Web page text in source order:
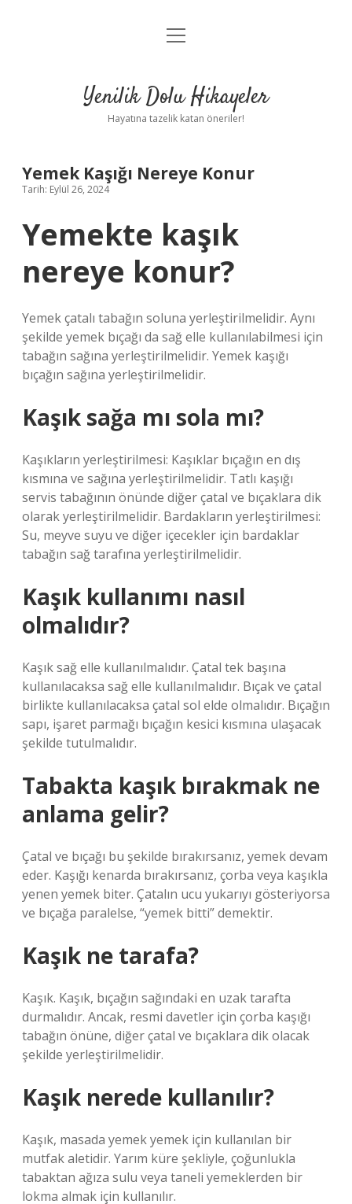
Anasayfa
Yasal Uyarı
menüyü
Yenilik Dolu Hikayeler
Hayatına tazelik katan öneriler!
Yemek Kaşığı Nereye Konur
Tarih: Eylül 26, 2024
Yemekte kaşık
nereye konur?
Yemek çatalı tabağın soluna yerleştirilmelidir. Aynı
şekilde yemek bıçağı da sağ elle kullanılabilmesi için
tabağın sağına yerleştirilmelidir. Yemek kaşığı
bıçağın sağına yerleştirilmelidir.
Kaşık sağa mı sola mı?
Kaşıkların yerleştirilmesi: Kaşıklar bıçağın en dış
kısmına ve sağına yerleştirilmelidir. Tatlı kaşığı
servis tabağının önünde diğer çatal ve bıçaklara dik
olarak yerleştirilmelidir. Bardakların yerleştirilmesi:
Su, meyve suyu ve diğer içecekler için bardaklar
tabağın sağ tarafına yerleştirilmelidir.
Kaşık kullanımı nasıl
olmalıdır?
Kaşık sağ elle kullanılmalıdır. Çatal tek başına
kullanılacaksa sağ elle kullanılmalıdır. Bıçak ve çatal
birlikte kullanılacaksa çatal sol elde olmalıdır. Bıçağın
sapı, işaret parmağı bıçağın kesici kısmına ulaşacak
şekilde tutulmalıdır.
Tabakta kaşık bırakmak ne
anlama gelir?
Çatal ve bıçağı bu şekilde bırakırsanız, yemek devam
eder. Kaşığı kenarda bırakırsanız, çorba veya kaşıkla
yenen yemek biter. Çatalın ucu yukarıyı gösteriyorsa
ve bıçağa paralelse, “yemek bitti” demektir.
Kaşık ne tarafa?
Kaşık. Kaşık, bıçağın sağındaki en uzak tarafta
durmalıdır. Ancak, resmi davetler için çorba kaşığı
tabağın önüne, diğer çatal ve bıçaklara dik olacak
şekilde yerleştirilmelidir.
Kaşık nerede kullanılır?
Kaşık, masada yemek yemek için kullanılan bir
mutfak aletidir. Yarım küre şekliyle, çoğunlukla
tabaktan ağıza sulu veya taneli yemeklerden bir
lokma almak için kullanılır.